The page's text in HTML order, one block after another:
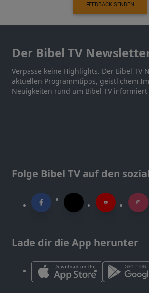
FEEDBACK SENDEN
Der Bibel TV
Verpasse keine Highlights. Der Bibel TV
aktuellen Programmtipps, geistlichem
Neuigkeiten rund um Bibel TV informiert
Folge Bibel TV auf den
Lade dir die App herunter